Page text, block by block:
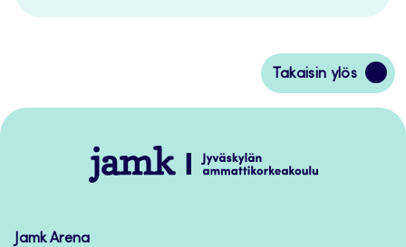
Takaisin ylös
Siirry
takaisin
Jamk
–
Jamk Arena